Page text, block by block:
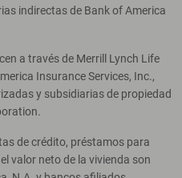
indirectas de Bank of America
a través de Merrill Lynch Life
Insurance Services, Inc.,
y subsidiarias de propiedad
de crédito, préstamos para
valor neto de la vivienda son